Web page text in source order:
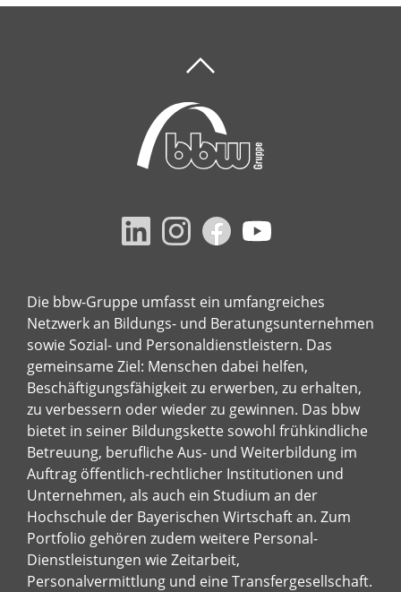
Die bbw-Gruppe umfasst ein umfangreiches
Netzwerk an Bildungs- und Beratungsunternehmen
sowie Sozial- und Personaldienstleistern. Das
gemeinsame Ziel: Menschen dabei helfen,
Beschäftigungsfähigkeit zu erwerben, zu erhalten,
zu verbessern oder wieder zu gewinnen. Das bbw
bietet in seiner Bildungskette sowohl frühkindliche
Betreuung, berufliche Aus- und Weiterbildung im
Auftrag öffentlich-rechtlicher Institutionen und
Unternehmen, als auch ein Studium an der
Hochschule der Bayerischen Wirtschaft an. Zum
Portfolio gehören zudem weitere Personal-
Dienstleistungen wie Zeitarbeit,
Personalvermittlung und eine Transfergesellschaft.